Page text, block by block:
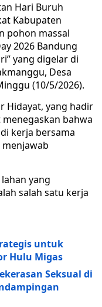
Hari Buruh
Kabupaten
pohon massal
2026 Bandung
yang digelar di
Desa
(10/5/2026).
Hidayat, yang hadir
bahwa
kerja bersama
yang
salah satu kerja
untuk
Hulu Migas
Seksual di